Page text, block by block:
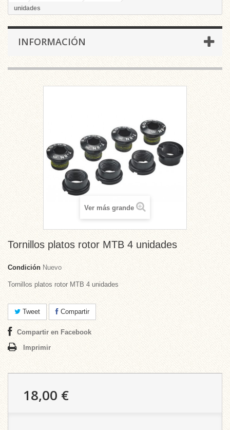
unidades
INFORMACIÓN
Ver más grande
Tornillos platos rotor MTB 4 unidades
Condición Nuevo
Tornillos platos rotor MTB 4 unidades
Tweet Compartir
Compartir en Facebook
Imprimir
18,00 €